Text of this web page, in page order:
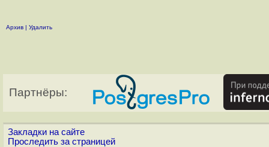
Архив | Удалить
Партнёры:
Закладки на сайте
Проследить за страницей